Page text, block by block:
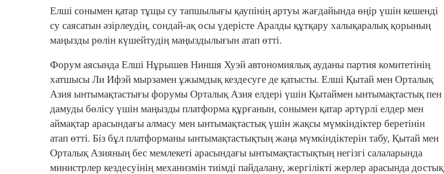
Елші сонымен қатар тұщы су тапшылығы қаупінің артуы жағдайында өңір үшін кешенді
су саясатын әзірлеудің, сондай-ақ осы үдерісте Аралды құтқару халықаралық қорының
маңызды рөлін күшейтудің маңыздылығын атап өтті.
Форум аясында Елші Нұрышев Ниншя Хуэй автономиялық ауданы партия комитетінің
хатшысы Ли Ифэй мырзамен ұжымдық кездесуге де қатысты. Елші Қытай мен Орталық
Азия ынтымақтастығы форумы Орталық Азия елдері үшін Қытаймен ынтымақтастық пен
дамуды бөлісу үшін маңызды платформа құрғанын, сонымен қатар әртүрлі елдер мен
аймақтар арасындағы алмасу мен ынтымақтастық үшін жақсы мүмкіндіктер беретінін
атап өтті. Біз бұл платформаны ынтымақтастықтың жаңа мүмкіндіктерін табу, Қытай мен
Орталық Азияның бес мемлекеті арасындағы ынтымақтастықтың негізгі салаларында
министрлер кездесуінің механизмін тиімді пайдалану, жергілікті жерлер арасында достық